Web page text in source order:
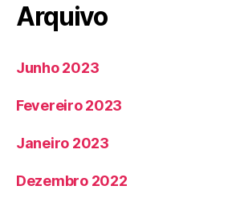
Arquivo
Junho 2023
Fevereiro 2023
Janeiro 2023
Dezembro 2022